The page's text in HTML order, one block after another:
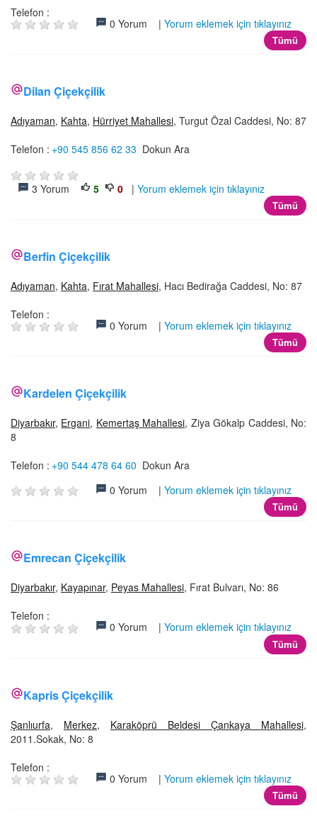
Telefon :
0 Yorum | Yorum eklemek için tıklayınız
Tümü
Dilan Çiçekçilik
Adıyaman, Kahta, Hürriyet Mahallesi, Turgut Özal Caddesi, No: 87
Telefon : +90 545 856 62 33 Dokun Ara
3 Yorum 5 0 | Yorum eklemek için tıklayınız
Tümü
Berfin Çiçekçilik
Adıyaman, Kahta, Fırat Mahallesi, Hacı Bedirağa Caddesi, No: 87
Telefon :
0 Yorum | Yorum eklemek için tıklayınız
Tümü
Kardelen Çiçekçilik
Diyarbakır, Ergani, Kemertaş Mahallesi, Ziya Gökalp Caddesi, No:
8
Telefon : +90 544 478 64 60 Dokun Ara
0 Yorum | Yorum eklemek için tıklayınız
Tümü
Emrecan Çiçekçilik
Diyarbakır, Kayapınar, Peyas Mahallesi, Fırat Bulvarı, No: 86
Telefon :
0 Yorum | Yorum eklemek için tıklayınız
Tümü
Kapris Çiçekçilik
Şanlıurfa, Merkez, Karaköprü Beldesi Çankaya Mahallesi,
2011.Sokak, No: 8
Telefon :
0 Yorum | Yorum eklemek için tıklayınız
Tümü